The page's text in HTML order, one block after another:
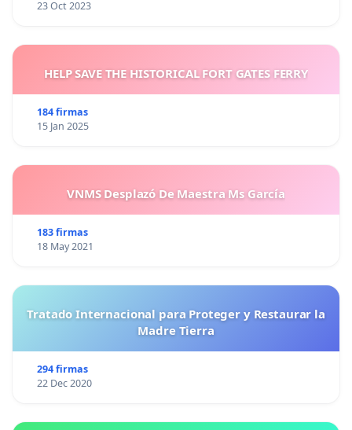
23 Oct 2023
HELP SAVE THE HISTORICAL FORT GATES FERRY
184 firmas
15 Jan 2025
VNMS Desplazó De Maestra Ms García
183 firmas
18 May 2021
Tratado Internacional para Proteger y Restaurar la
Madre Tierra
294 firmas
22 Dec 2020